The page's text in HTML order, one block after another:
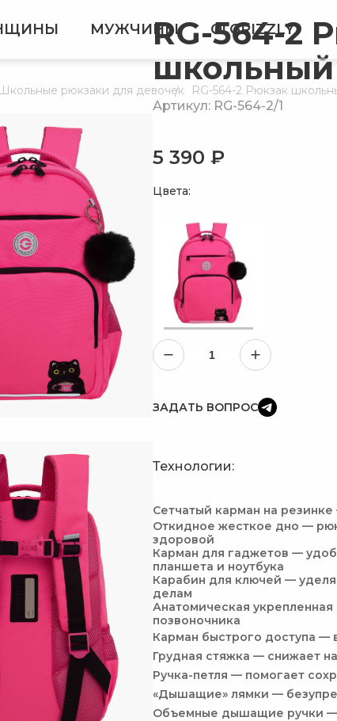
МУЖЧИНЫ О! GRIZZLY
рюкзаки для девочек RG-564-2 Рюкзак
RG-564-2
школьный
Артикул: RG-564-2/1
5 390 ₽
Цвета:
ЗАДАТЬ ВОПРОС
Технологии:
Сетчатый карман на
Откидное жесткое дно —
здоровой
Карман для гаджетов —
планшета и ноутбука
Карабин для ключей —
делам
Анатомическая
позвоночника
Карман быстрого доступа —
Грудная стяжка — снижает
Ручка-петля — помогает
«Дышащие» лямки —
Объемные дышащие ручки —